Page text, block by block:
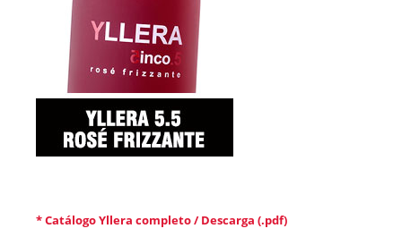
* Catálogo Yllera completo / Descarga (.pdf)